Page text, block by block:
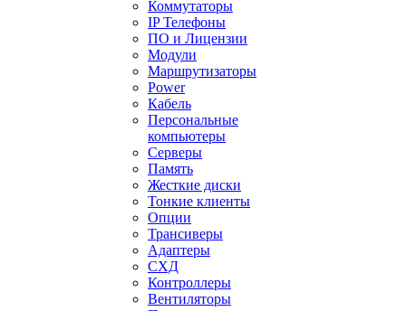
Коммутаторы
IP Телефоны
ПО и Лицензии
Модули
Маршрутизаторы
Power
Кабель
Персональные
компьютеры
Серверы
Память
Жесткие диски
Тонкие клиенты
Опции
Трансиверы
Адаптеры
СХД
Контроллеры
Вентиляторы